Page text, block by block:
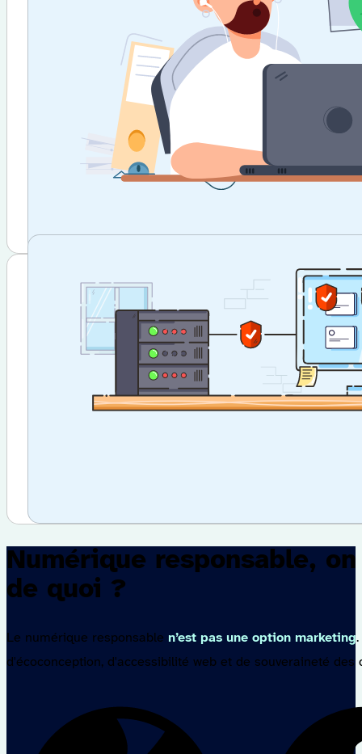
Numérique responsable,
de quoi ?
Le numérique responsable n’est pas une option marketing
d'écoconception, d'accessibilité web et de souveraineté des